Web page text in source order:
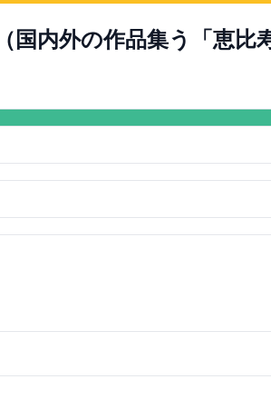
内外の作品集う「恵比